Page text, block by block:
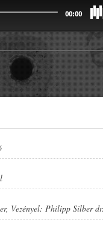
00:00
, Vezényel: Philipp Silber